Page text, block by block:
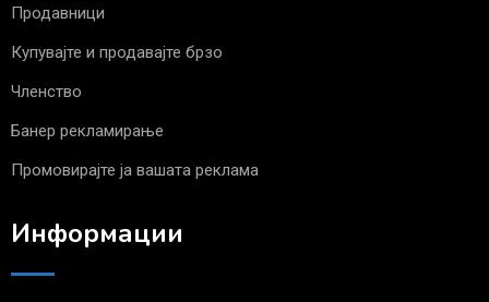
Продавници
Купувајте и продавајте брзо
Членство
Банер рекламирање
Промовирајте ја вашата реклама
Информации